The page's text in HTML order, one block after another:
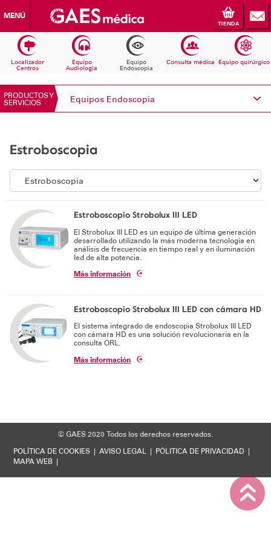
MENÚ
TIENDA
Localizador
Centros
Equipo
Audiologia
Equipo
Endoscopia
Consulta médica Equipo quirúrgico
PRODUCTOS Y
SERVICIOS
Equipos Endoscopia
Equipos Audiología
Equipos Endoscopia
Equipos Consulta médica
Consumibles
Solicita información
Estroboscopia
Estroboscopio Strobolux III LED
El Strobolux III LED es un equipo de última generación
desarrollado utilizando la más moderna tecnología en
análisis de frecuencia en tiempo real y en iluminación
led de alta potencia.
Más información
Estroboscopio Strobolux III LED con cámara HD
El sistema integrado de endoscopia Strobolux III LED
con cámara HD es una solución revolucionaria en la
consulta ORL.
Más información
© GAES 2020 Todos los derechos reservados.
POLÍTICA DE COOKIES | AVISO LEGAL | PÓLITICA DE PRIVACIDAD |
MAPA WEB |